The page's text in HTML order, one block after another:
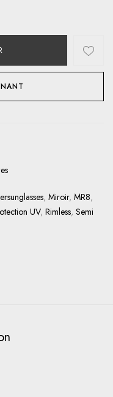
, Miroir, MR8,
UV, Rimless, Semi